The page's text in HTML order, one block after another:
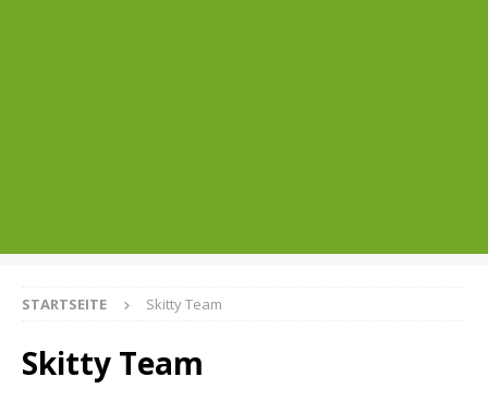
STARTSEITE Skitty Team
Skitty Team